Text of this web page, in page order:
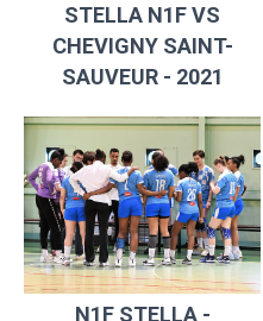
STELLA N1F VS
CHEVIGNY SAINT-
SAUVEUR - 2021
N1F STELLA -